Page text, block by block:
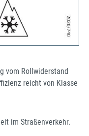
vom Rollwiderstand
reicht von Klasse
im Straßenverkehr.